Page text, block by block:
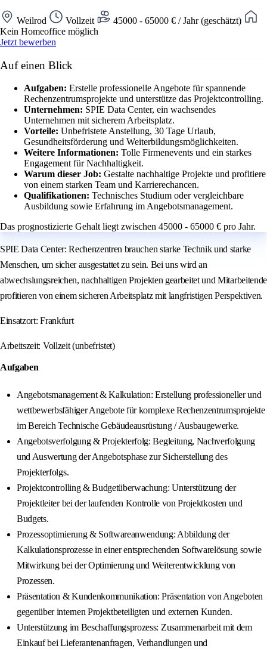
Weilrod Vollzeit
45000 - 65000 € / Jahr (geschätzt)
Kein Homeoffice möglich
Jetzt bewerben
Auf einen Blick
Aufgaben: Erstelle professionelle Angebote für spannende
Rechenzentrumsprojekte und unterstütze das Projektcontrolling.
Unternehmen: SPIE Data Center, ein wachsendes
Unternehmen mit sicherem Arbeitsplatz.
Vorteile: Unbefristete Anstellung, 30 Tage Urlaub,
Gesundheitsförderung und Weiterbildungsmöglichkeiten.
Weitere Informationen: Tolle Firmenevents und ein starkes
Engagement für Nachhaltigkeit.
Warum dieser Job: Gestalte nachhaltige Projekte und profitiere
von einem starken Team und Karrierechancen.
Qualifikationen: Technisches Studium oder vergleichbare
Ausbildung sowie Erfahrung im Angebotsmanagement.
Das prognostizierte Gehalt liegt zwischen 45000 - 65000 € pro Jahr.
SPIE Data Center: Rechenzentren brauchen starke Technik und starke
Menschen, um sicher ausgestattet zu sein. Bei uns wird an
abwechslungsreichen, nachhaltigen Projekten gearbeitet und Mitarbeitende
profitieren von einem sicheren Arbeitsplatz mit langfristigen Perspektiven.
Einsatzort: Frankfurt
Arbeitszeit: Vollzeit (unbefristet)
Aufgaben
Angebotsmanagement & Kalkulation: Erstellung professioneller und
wettbewerbsfähiger Angebote für komplexe Rechenzentrumsprojekte
im Bereich Technische Gebäudeausrüstung / Ausbaugewerke.
Angebotsverfolgung & Projekterfolg: Begleitung, Nachverfolgung
und Auswertung der Angebotsphase zur Sicherstellung des
Projekterfolgs.
Projektcontrolling & Budgetüberwachung: Unterstützung der
Projektleiter bei der laufenden Kontrolle von Projektkosten und
Budgets.
Prozessoptimierung & Softwareanwendung: Abbildung der
Kalkulationsprozesse in einer entsprechenden Softwarelösung sowie
Mitwirkung bei der Optimierung und Weiterentwicklung von
Prozessen.
Präsentation & Kundenkommunikation: Präsentation von Angeboten
gegenüber internen Projektbeteiligten und externen Kunden.
Unterstützung im Beschaffungsprozess: Zusammenarbeit mit dem
Einkauf bei Lieferantenanfragen, Verhandlungen und